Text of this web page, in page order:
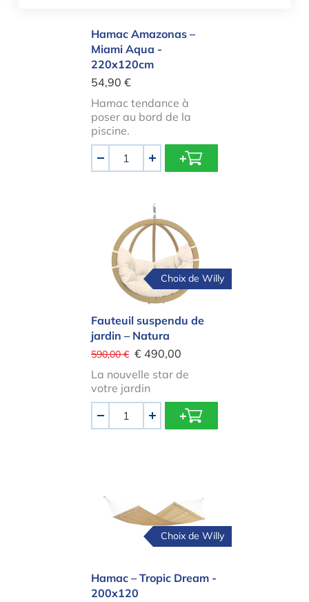
Hamac Amazonas –
Miami Aqua -
220x120cm
54,90 €
Hamac tendance à
poser au bord de la
piscine.
Quantité
+
Fauteuil suspendu de jardin –
Choix de Willy
Fauteuil suspendu de
jardin – Natura
590,00 € € 490,00
La nouvelle star de
votre jardin
Quantité
+
Choix de Willy
Hamac – Tropic Dream -
200x120